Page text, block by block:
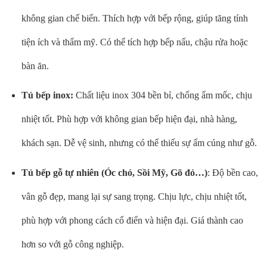
không gian chế biến. Thích hợp với bếp rộng, giúp tăng tính
tiện ích và thẩm mỹ. Có thể tích hợp bếp nấu, chậu rửa hoặc
bàn ăn.
Tủ bếp inox: Chất liệu inox 304 bền bỉ, chống ẩm mốc, chịu
nhiệt tốt. Phù hợp với không gian bếp hiện đại, nhà hàng,
khách sạn. Dễ vệ sinh, nhưng có thể thiếu sự ấm cúng như gỗ.
Tủ bếp gỗ tự nhiên (Óc chó, Sồi Mỹ, Gõ đỏ…): Độ bền cao,
vân gỗ đẹp, mang lại sự sang trọng. Chịu lực, chịu nhiệt tốt,
phù hợp với phong cách cổ điển và hiện đại. Giá thành cao
hơn so với gỗ công nghiệp.